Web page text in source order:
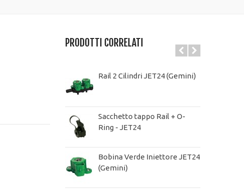
PRODOTTI CORRELATI
Rail 2 Cilindri JET24 (Gemini)
Sacchetto tappo Rail + O-
Ring - JET24
Bobina Verde Iniettore JET24
(Gemini)